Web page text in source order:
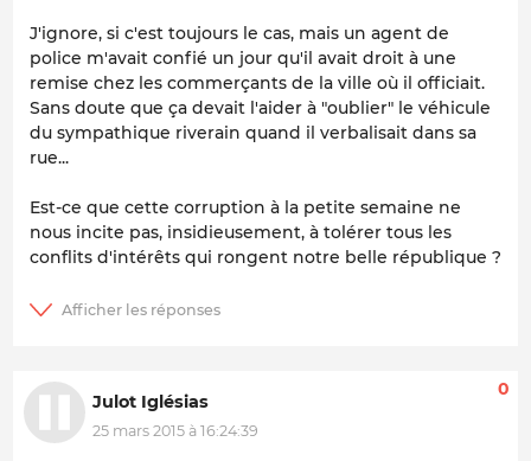
J'ignore, si c'est toujours le cas, mais un agent de
police m'avait confié un jour qu'il avait droit à une
remise chez les commerçants de la ville où il officiait.
Sans doute que ça devait l'aider à "oublier" le véhicule
du sympathique riverain quand il verbalisait dans sa
rue...
Est-ce que cette corruption à la petite semaine ne
nous incite pas, insidieusement, à tolérer tous les
conflits d'intérêts qui rongent notre belle république ?
Julot Iglésias
25 mars 2015 à 16:24:39
0